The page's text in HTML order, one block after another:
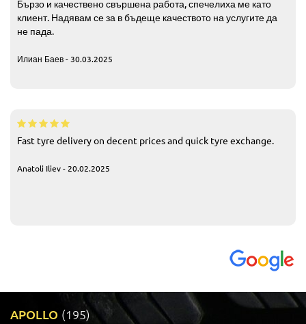
Бързо и качествено свършена работа, спечелиха ме като
клиент. Надявам се за в бъдеще качеството на услугите да
не пада.
Илиан Баев - 30.03.2025
Fast tyre delivery on decent prices and quick tyre exchange.
Anatoli Iliev - 20.02.2025
APOLLO (195)